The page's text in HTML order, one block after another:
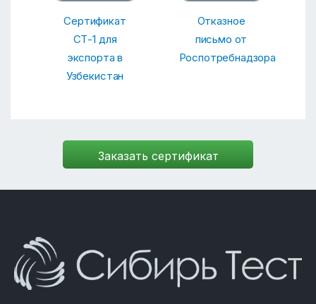
Сертификат
СТ-1 для
экспорта в
Узбекистан
Отказное
письмо от
Роспотребнадзора